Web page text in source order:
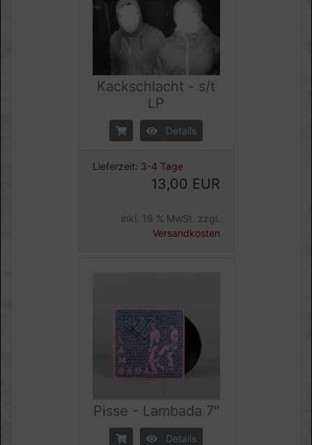
Kackschlacht - s/t
LP
Details
Lieferzeit: 3-4 Tage
13,00 EUR
inkl. 19 % MwSt. zzgl.
Versandkosten
Pisse - Lambada 7"
Details